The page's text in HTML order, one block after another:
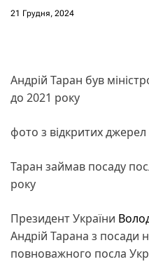
21 Грудня, 2024
Андрій Таран був
до 2021 року
фото з відкритих джерел
Таран займав посаду
року
Президент України
Андрій Тарана з посади
повноважного посла